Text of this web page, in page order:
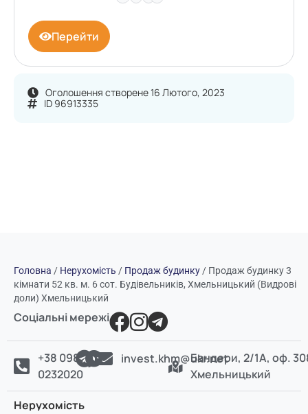
Оголошення створене 16 Лютого, 2023
ID 96913335
Перейти
Головна / Нерухомість / Продаж будинку/ Продаж будинку 3
кімнати 52 кв. м. 6 сот. Будівельників, Хмельницький (Видрові
доли) Хмельницький
Соціальні мережі
+38 098
0232020
invest.khm@ukr.netБандери, 2/1А, оф.
Хмельницький
Нерухомість